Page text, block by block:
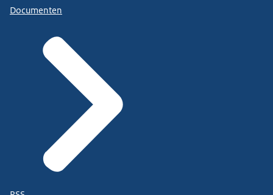
Documenten